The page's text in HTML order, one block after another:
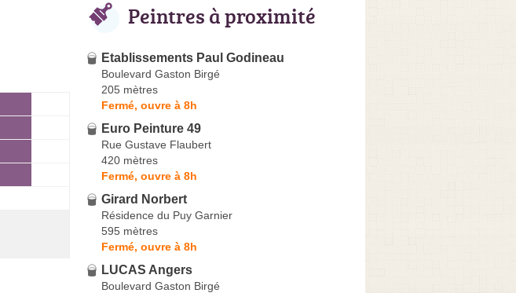
Peintres à proximité
Etablissements Paul Godineau
Boulevard Gaston Birgé
205 mètres
Fermé, ouvre à 8h
Euro Peinture 49
Rue Gustave Flaubert
420 mètres
Fermé, ouvre à 8h
Girard Norbert
Résidence du Puy Garnier
595 mètres
Fermé, ouvre à 8h
LUCAS Angers
Boulevard Gaston Birgé